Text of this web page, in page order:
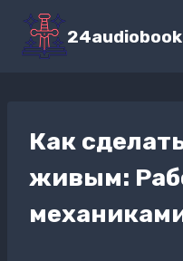
Перейти
содержимому
Как
живым: